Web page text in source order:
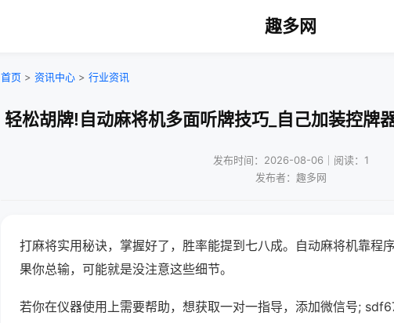
趣多网
首页 > 资讯中心 > 行业资讯
轻松胡牌!自动麻将机多面听牌技巧_自己加装控牌
发布时间：2026-08-06｜阅读：1
发布者：趣多网
打麻将实用秘诀，掌握好了，胜率能提到七八成。自动麻将机靠程
果你总输，可能就是没注意这些细节。
若你在仪器使用上需要帮助，想获取一对一指导，添加微信号;